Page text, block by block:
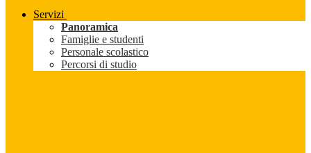
Servizi
Panoramica
Famiglie e studenti
Personale scolastico
Percorsi di studio